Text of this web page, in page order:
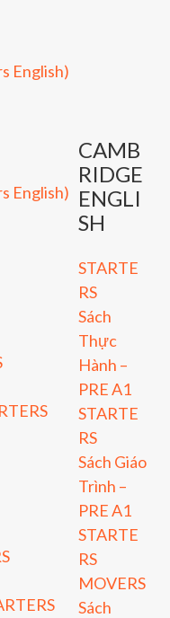
English)
English)
CAMB
RIDGE
ENGLI
SH
STARTE
RS
Sách
Thực
Hành –
PRE A1
STARTE
RS
Sách Giáo
Trình –
PRE A1
STARTE
RS
MOVERS
Sách